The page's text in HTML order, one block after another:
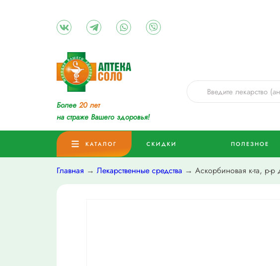
Более 20 лет
на страже Вашего здоровья!
КАТАЛОГ СКИДКИ ПОЛЕЗНОЕ
Главная → Лекарственные средства → Аскорбиновая к-та, р-